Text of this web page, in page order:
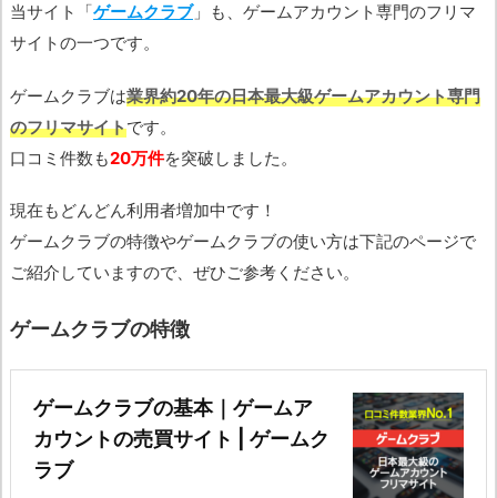
当サイト「ゲームクラブ」も、ゲームアカウント専門のフリマ
サイトの一つです。
ゲームクラブは業界約20年の日本最大級ゲームアカウント専門
のフリマサイトです。
口コミ件数も20万件を突破しました。
現在もどんどん利用者増加中です！
ゲームクラブの特徴やゲームクラブの使い方は下記のページで
ご紹介していますので、ぜひご参考ください。
ゲームクラブの特徴
ゲームクラブの基本｜ゲームア
カウントの売買サイト | ゲームク
ラブ